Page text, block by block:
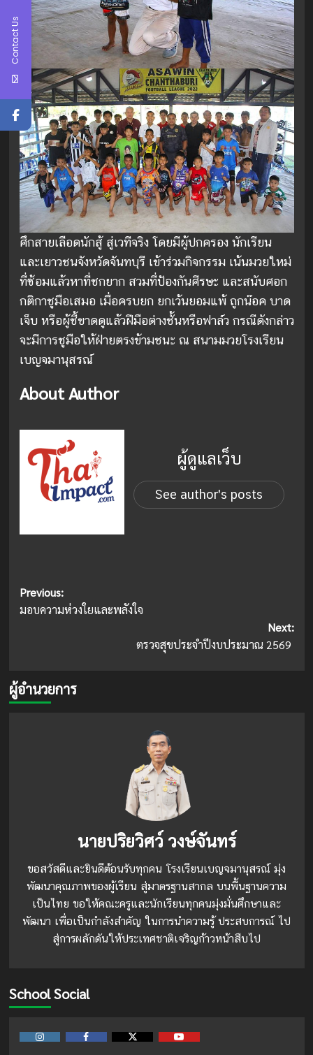
ศึกสายเลือดนักสู้ สู่เวทีจริง โดยมีผู้ปกครอง นักเรียน
และเยาวชนจังหวัดจันทบุรี เข้าร่วมกิจกรรม เน้นมวยใหม่
ที่ซ้อมแล้วหาที่ชกยาก สวมที่ป้องกันศีรษะ และสนับศอก
กติกาชูมือเสมอ เมื่อครบยก ยกเว้นยอมแพ้ ถูกน๊อค บาด
เจ็บ หรือผู้ชี้ขาดดูแล้วฝีมือต่างชั้นหรือฟาล์ว กรณีดังกล่าว
จะมีการชูมือให้ฝ่ายตรงข้ามชนะ ณ สนามมวยโรงเรียน
เบญจมานุสรณ์
About Author
ผู้ดูแลเว็บ
See author's posts
Post
navigation
Previous:
มอบความห่วงใยและพลังใจ
Next:
ตรวจสุขประจำปีงบประมาณ 2569
ผู้อำนวยการ
นายปริยวิศว์ วงษ์จันทร์
ขอสวัสดีและยินดีต้อนรับทุกคน โรงเรียนเบญจมานุสรณ์ มุ่ง
พัฒนาคุณภาพของผู้เรียน สู่มาตรฐานสากล บนพื้นฐานความ
เป็นไทย ขอให้คณะครูและนักเรียนทุกคนมุ่งมั่นศึกษาและ
พัฒนา เพื่อเป็นกำลังสำคัญ ในการนำความรู้ ประสบการณ์ ไป
สู่การผลักดันให้ประเทศชาติเจริญก้าวหน้าสืบไป
School Social
Contact Us